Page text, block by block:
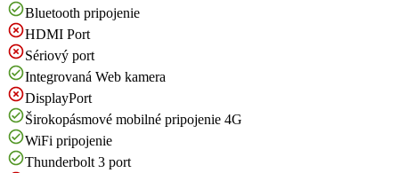
Bluetooth pripojenie
HDMI Port
Sériový port
Integrovaná Web kamera
DisplayPort
Širokopásmové mobilné pripojenie 4G
WiFi pripojenie
Thunderbolt 3 port